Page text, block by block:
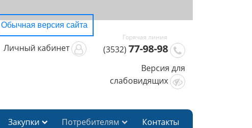
Обычная версия сайта
Личный кабинет (3532) 77-98-98
Версия для
слабовидящих
Закупки Потребителям Контакты